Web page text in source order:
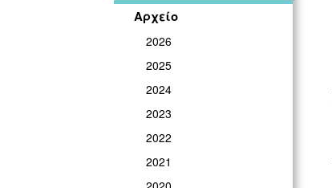
Αρχείο
2026
2025
2024
2023
2022
2021